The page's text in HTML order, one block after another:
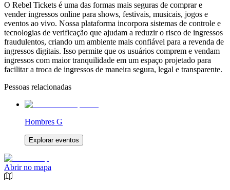
O Rebel Tickets é uma das formas mais seguras de comprar e
vender ingressos online para shows, festivais, musicais, jogos e
eventos ao vivo. Nossa plataforma incorpora sistemas de controle e
tecnologias de verificação que ajudam a reduzir o risco de ingressos
fraudulentos, criando um ambiente mais confiável para a revenda de
ingressos digitais. Isso permite que os usuários comprem e vendam
ingressos com maior tranquilidade em um espaço projetado para
facilitar a troca de ingressos de maneira segura, legal e transparente.
Pessoas relacionadas
Hombres G
Explorar eventos
Abrir no mapa